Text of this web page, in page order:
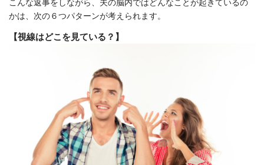
こんな返事をしながら、夫の脳内ではどんなことが起きているの
かは、次の６つパターンが考えられます。
【視線はどこを見ている？】